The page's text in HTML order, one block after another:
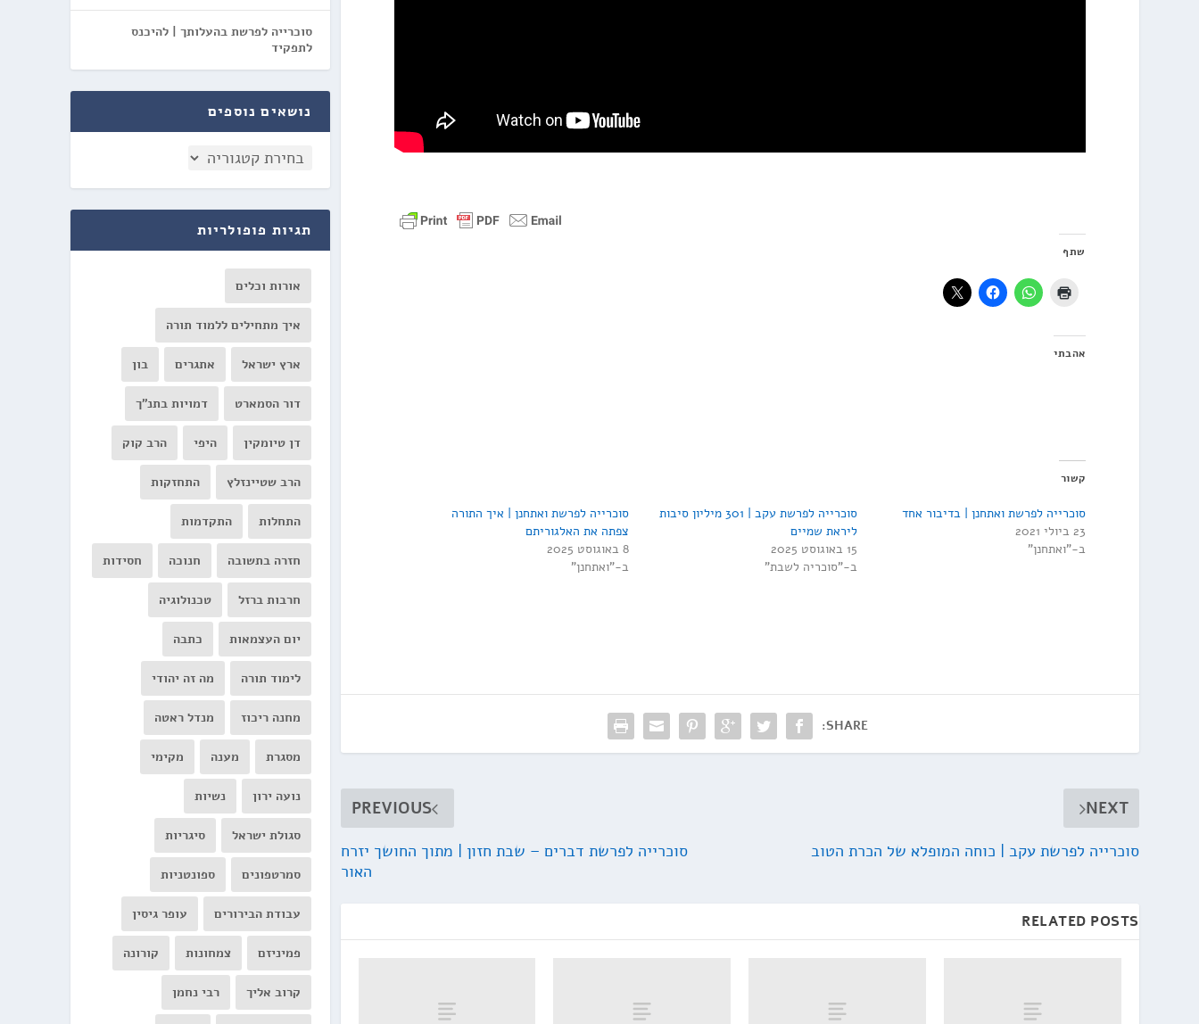
שתף
אהבתי
קשור
סוכרייה לפרשת ואתחנן | בדיבור אחד
23 ביולי 2021
ב-"ואתחנן"
סוכרייה לפרשת עקב | 301 מיליון סיבות
ליראת שמיים
15 באוגוסט 2025
ב-"סוכריה לשבת"
סוכרייה לפרשת ואתחנן | איך התורה
צפתה את האלגוריתם
8 באוגוסט 2025
ב-"ואתחנן"
SHARE:
PREVIOUS
סוכרייה לפרשת דברים – שבת חזון | מתוך החושך יזרח
האור
NEXT
סוכרייה לפרשת עקב | כוחה המופלא של הכרת הטוב
RELATED POSTS
סוכרייה לפרשת בהעלותך | להיכנס
לתפקיד
נושאים נוספים
תגיות פופולריות
אורות וכלים
איך מתחילים ללמוד תורה
ארץ ישראל אתגרים בון
דור הסמארט דמויות בתנ"ך
דן טיומקין היפי הרב קוק
הרב שטיינזלץ התחזקות
התחלות התקדמות
חזרה בתשובה חנוכה חסידות
חרבות ברזל טכנולוגיה
יום העצמאות כתבה
לימוד תורה מה זה יהודי
מחנה ריכוז מנדל ראטה
מסגרת מענה מקימי
נועה ירון נשיות
סגולת ישראל סיגריות
סמרטפונים ספונטניות
עבודת הבירורים עופר גיסין
פמיניזם צמחונות קורונה
קרוב אליך רבי נחמן